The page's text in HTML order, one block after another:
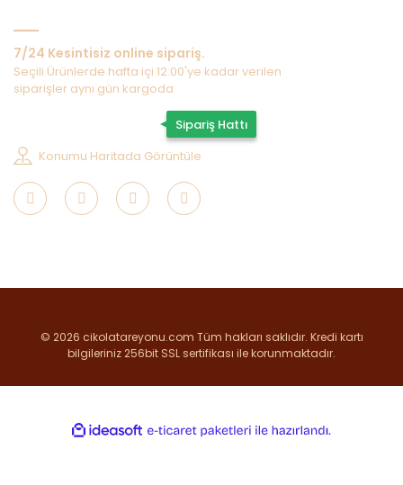
7/24 Kesintisiz online sipariş.
Seçili Ürünlerde hafta içi 12:00'ye kadar verilen
siparişler aynı gün kargoda
Sipariş Hattı
Konumu Haritada Görüntüle
© 2026 cikolatareyonu.com Tüm hakları saklıdır. Kredi kartı
bilgileriniz 256bit SSL sertifikası ile korunmaktadır.
ideasoft
e-